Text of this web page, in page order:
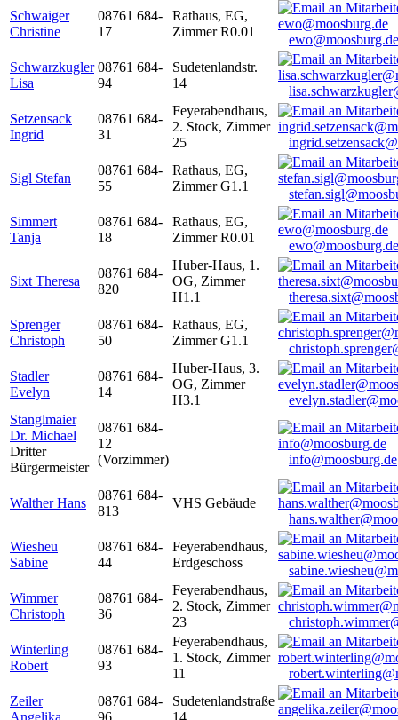
Schwaiger
Christine
08761 684-
17
Rathaus, EG,
Zimmer R0.01
ewo@moosburg.de
Schwarzkugler
Lisa
08761 684-
94
Sudetenlandstr.
14
Setzensack
Ingrid
08761 684-
31
Feyerabendhaus,
2. Stock, Zimmer
25
Sigl Stefan
08761 684-
55
Rathaus, EG,
Zimmer G1.1
Simmert
Tanja
08761 684-
18
Rathaus, EG,
Zimmer R0.01
ewo@moosburg.de
Sixt Theresa
08761 684-
820
Huber-Haus, 1.
OG, Zimmer
H1.1
Sprenger
Christoph
08761 684-
50
Rathaus, EG,
Zimmer G1.1
Stadler
Evelyn
08761 684-
14
Huber-Haus, 3.
OG, Zimmer
H3.1
Stanglmaier
Dr. Michael
Dritter
Bürgermeister
08761 684-
12
(Vorzimmer)
info@moosburg.de
Walther Hans
08761 684-
813
VHS Gebäude
Wiesheu
Sabine
08761 684-
44
Feyerabendhaus,
Erdgeschoss
Wimmer
Christoph
08761 684-
36
Feyerabendhaus,
2. Stock, Zimmer
23
Winterling
Robert
08761 684-
93
Feyerabendhaus,
1. Stock, Zimmer
11
Zeiler
Angelika
08761 684-
96
Sudetenlandstraße
14